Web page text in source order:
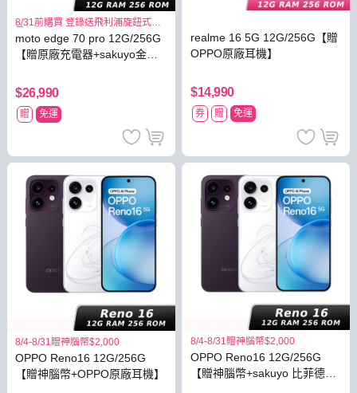
8/31前購買 登錄送飛利浦旋鈕式海
moto edge 70 pro 12G/256G
【贈原廠充電器+sakuyo金盞
$26,990
贈 免運
realme 16 5G 12G/256G【贈
OPPO原廠耳機】
$14,990
券 贈 免運
8/4-8/31贈神腦幣$2,000
OPPO Reno16 12G/256G
【贈神腦幣+OPPO原廠耳機】
8/4-8/31贈神腦幣$2,000
OPPO Reno16 12G/256G
【贈神腦幣+sakuyo 比菲德氏